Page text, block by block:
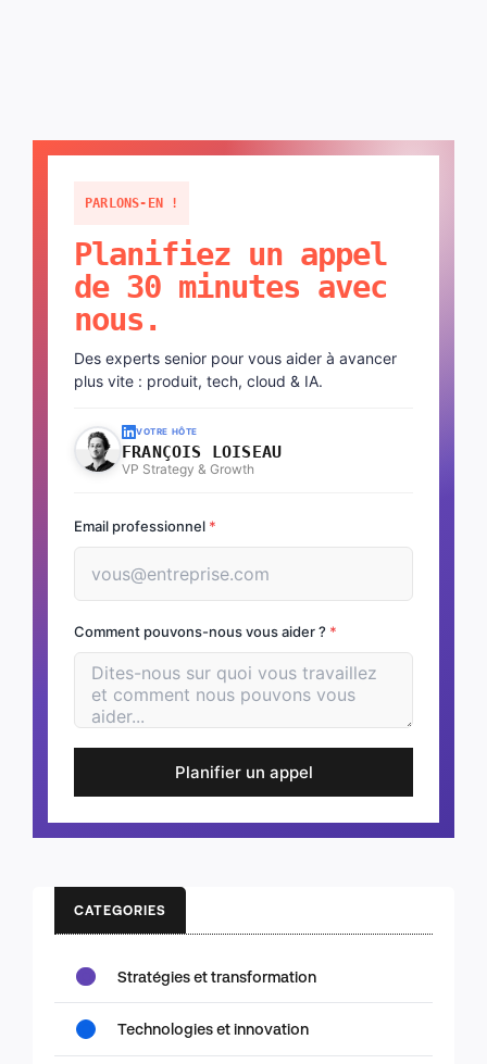
PARLONS-EN !
Planifiez un appel
de 30 minutes avec
nous.
Des experts senior pour vous aider à avancer
plus vite : produit, tech, cloud & IA.
VOTRE HÔTE
FRANÇOIS LOISEAU
VP Strategy & Growth
Email professionnel *
Comment pouvons-nous vous aider ? *
Planifier un appel
CATEGORIES
Stratégies et transformation
Technologies et innovation